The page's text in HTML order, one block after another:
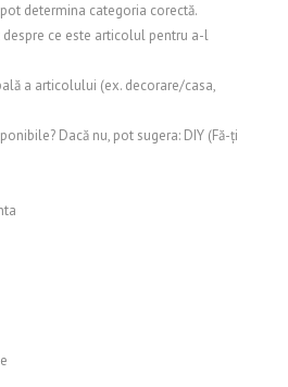
determina categoria corectă.
ce este articolul pentru a-l
a articolului (ex. decorare/casa,
Dacă nu, pot sugera: DIY (Fă-ți